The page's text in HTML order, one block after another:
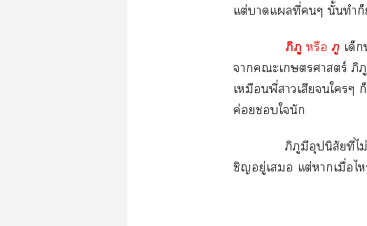
แต่าแที่ๆ นั้นทำก็
ภิภู หรือ ภู เด็
าะเศาสตร์ ภิ
เหมือนพี่าเสียใๆ
ค่อยในัก
ภิภูมีอุปนิสัยที่ไ
ชิญอยู่เ แต่าเมื่อไห